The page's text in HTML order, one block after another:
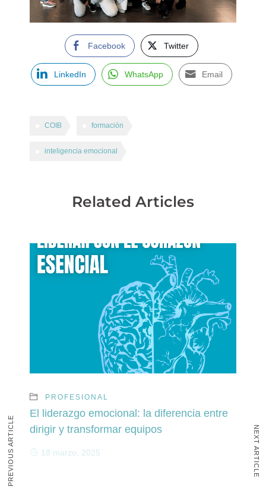
Facebook Twitter
LinkedIn WhatsApp Email
COIB formación
inteligencia emocional
Related Articles
PROFESIONAL
El liderazgo emocional: la diferencia entre
dirigir y transformar equipos
18 marzo, 2025
PREVIOUS ARTICLE NEXT ARTICLE